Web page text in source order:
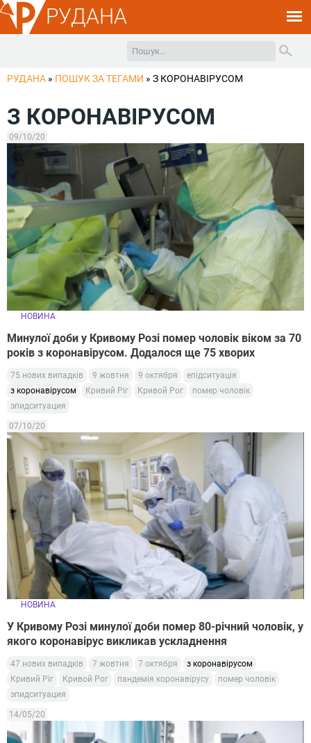
РУДАНА
РУДАНА » ПОШУК ЗА ТЕГАМИ » З КОРОНАВІРУСОМ
З КОРОНАВІРУСОМ
09/10/20
НОВИНА
Минулої доби у Кривому Розі помер чоловік віком за 70
років з коронавірусом. Додалося ще 75 хворих
75 нових випадків 9 жовтня 9 октября
епідситуація
з коронавірусом
Кривий Ріг Кривой Рог
помер чоловік
эпидситуация
07/10/20
НОВИНА
У Кривому Розі минулої доби помер 80-річний чоловік, у
якого коронавірус викликав ускладнення
47 нових випадків 7 жовтня 7 октября
з коронавірусом
Кривий Ріг
Кривой Рог пандемія коронавірусу
помер чоловік
эпидситуация
14/05/20